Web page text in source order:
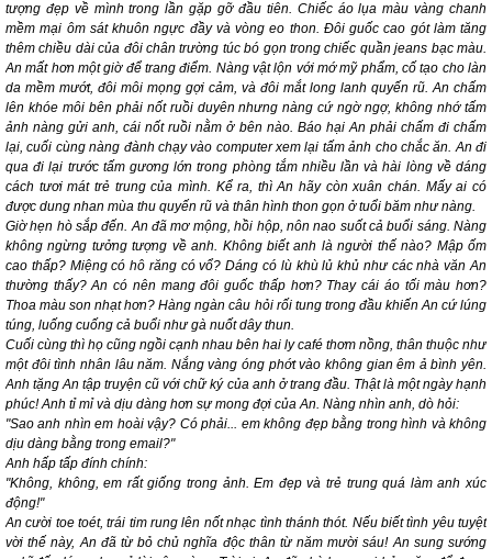
tượng đẹp về mình trong lần gặp gỡ đầu tiên. Chiếc áo lụa màu vàng chanh
mềm mại ôm sát khuôn ngực đầy và vòng eo thon. Đôi guốc cao gót làm tăng
thêm chiều dài của đôi chân trường túc bó gọn trong chiếc quần jeans bạc màu.
An mất hơn một giờ để trang điểm. Nàng vật lộn với mớ mỹ phẩm, cố tạo cho làn
da mềm mướt, đôi môi mọng gợi cảm, và đôi mắt long lanh quyến rũ. An chấm
lên khóe môi bên phải nốt ruồi duyên nhưng nàng cứ ngờ ngợ, không nhớ tấm
ảnh nàng gửi anh, cái nốt ruồi nằm ở bên nào. Báo hại An phải chấm đi chấm
lại, cuối cùng nàng đành chạy vào computer xem lại tấm ảnh cho chắc ăn. An đi
qua đi lại trước tấm gương lớn trong phòng tắm nhiều lần và hài lòng về dáng
cách tươi mát trẻ trung của mình. Kể ra, thì An hãy còn xuân chán. Mấy ai có
được dung nhan mùa thu quyến rũ và thân hình thon gọn ở tuổi băm như nàng.
Giờ hẹn hò sắp đến. An đã mơ mộng, hồi hộp, nôn nao suốt cả buổi sáng. Nàng
không ngừng tưởng tượng về anh. Không biết anh là người thế nào? Mập ốm
cao thấp? Miệng có hô răng có vổ? Dáng có lù khù lủ khủ như các nhà văn An
thường thấy? An có nên mang đôi guốc thấp hơn? Thay cái áo tối màu hơn?
Thoa màu son nhạt hơn? Hàng ngàn câu hỏi rối tung trong đầu khiến An cứ lúng
túng, luống cuống cả buổi như gà nuốt dây thun.
Cuối cùng thì họ cũng ngồi cạnh nhau bên hai ly café thơm nồng, thân thuộc như
một đôi tình nhân lâu năm. Nắng vàng óng phớt vào không gian êm ả bình yên.
Anh tặng An tập truyện cũ với chữ ký của anh ở trang đầu. Thật là một ngày hạnh
phúc! Anh tỉ mỉ và dịu dàng hơn sự mong đợi của An. Nàng nhìn anh, dò hỏi:
"Sao anh nhìn em hoài vậy? Có phải... em không đẹp bằng trong hình và không
dịu dàng bằng trong email?"
Anh hấp tấp đính chính:
"Không, không, em rất giống trong ảnh. Em đẹp và trẻ trung quá làm anh xúc
động!"
An cười toe toét, trái tim rung lên nốt nhạc tình thánh thót. Nếu biết tình yêu tuyệt
vời thế này, An đã từ bỏ chủ nghĩa độc thân từ năm mười sáu! An sung sướng